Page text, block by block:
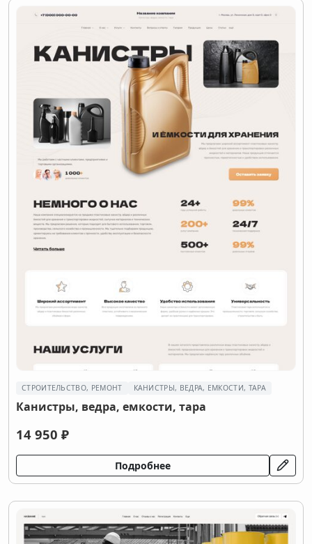
СТРОИТЕЛЬСТВО, РЕМОНТ КАНИСТРЫ, ВЕДРА, ЕМКОСТИ, ТАРА
Канистры, ведра, емкости, тара
14 950 ₽
Подробнее